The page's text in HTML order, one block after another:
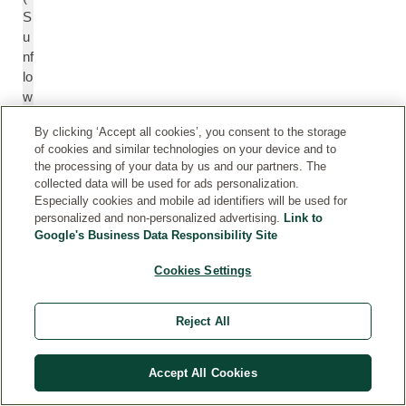
S
u
nf
lo
w
c
By clicking ‘Accept all cookies’, you consent to the storage
of cookies and similar technologies on your device and to
the processing of your data by us and our partners. The
collected data will be used for ads personalization.
Especially cookies and mobile ad identifiers will be used for
personalized and non-personalized advertising. Link to
Google's Business Data Responsibility Site
Cookies Settings
Reject All
Accept All Cookies